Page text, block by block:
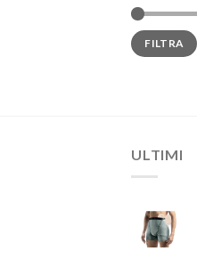
Prezzo
Min
Prezzo
MaxFILTRA
ULTIMI